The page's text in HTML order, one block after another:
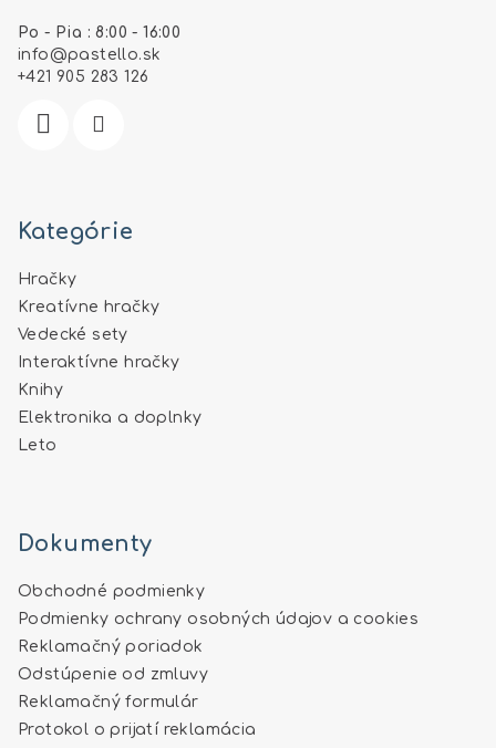
Po - Pia : 8:00 - 16:00
info @pastello.sk
+421 905 283 126
Kategórie
Hračky
Kreatívne hračky
Vedecké sety
Interaktívne hračky
Knihy
Elektronika a doplnky
Leto
Dokumenty
Obchodné podmienky
Podmienky ochrany osobných údajov a cookies
Reklamačný poriadok
Odstúpenie od zmluvy
Reklamačný formulár
Protokol o prijatí reklamácia